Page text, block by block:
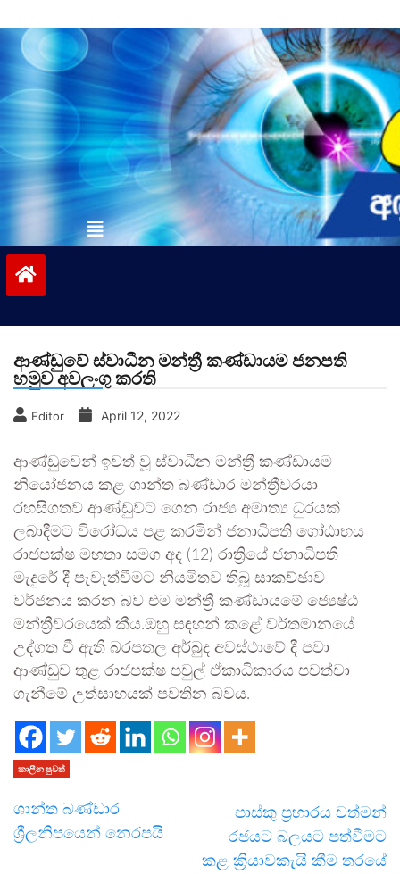
to
contentvinivida.lk
ආණ්ඩුවේ ස්වාධීන මන්ත්‍රී කණ්ඩායම ජනපති
හමුව අවලංගු කරති
Editor April 12, 2022
ආණ්ඩුවෙන් ඉවත් වූ ස්වාධීන මන්ත්‍රී කණ්ඩායම
නියෝජනය කළ ශාන්ත බණ්ඩාර මන්ත්‍රීවරයා
රහසිගතව ආණ්ඩුවට ගෙන රාජ්‍ය අමාත්‍ය ධුරයක්
ලබාදීමට විරෝධය පළ කරමින් ජනාධිපති ගෝඨාභය
රාජපක්ෂ මහතා සමග අද (12) රාත්‍රියේ ජනාධිපති
මැදුරේ දී පැවැත්වීමට නියමිතව තිබූ සාකච්ඡාව
වර්ජනය කරන බව එම මන්ත්‍රී කණ්ඩායමේ ජ්‍යෙෂ්ඨ
මන්ත්‍රීවරයෙක් කීය.ඔහු සඳහන් කළේ වර්තමානයේ
උද්ගත වී ඇති බරපතල අර්බුද අවස්ථාවේ දී පවා
ආණ්ඩුව තුළ රාජපක්ෂ පවුල් ඒකාධිකාරය පවත්වා
ගැනීමේ උත්සාහයක් පවතින බවය.
කාලීන පුවත්
ශාන්ත බණ්ඩාර
ශ්‍රීලනිපයෙන් නෙරපයි
පාස්කු ප්‍රහාරය වත්මන්
රජයට බලයට පත්වීමට
කළ ක්‍රියාවකැයි කීම තරයේ